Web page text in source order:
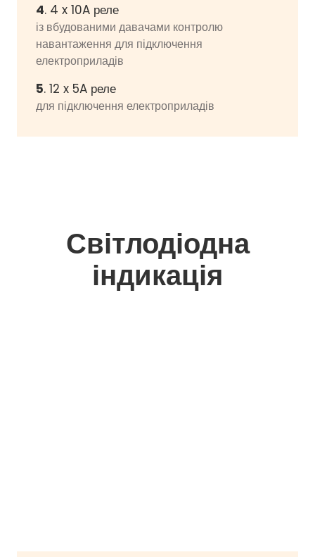
4. 4 x 10A реле
із вбудованими давачами контролю
навантаження для підключення
електроприладів
5. 12 x 5A реле
для підключення електроприладів
Світлодіодна
індикація